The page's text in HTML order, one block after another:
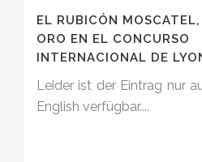
EL RUBICÓN
ORO EN EL CONCURSO
INTERNACIONAL DE
Leider ist der Eintrag nur
English verfügbar....